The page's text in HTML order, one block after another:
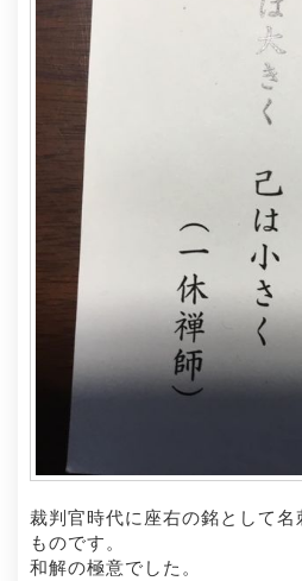
裁判官時代に座右の銘として
ものです。
和解の極意でした。